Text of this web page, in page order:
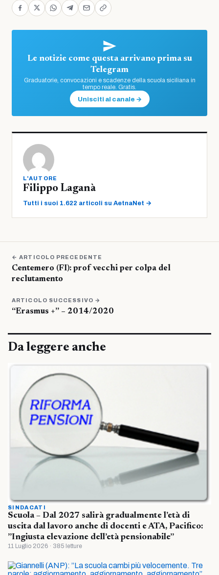
Le notizie come questa arrivano prima su
Telegram
Graduatorie, convocazioni e scadenze della scuola siciliana in
tempo reale. Gratis.
Unisciti al canale →
L'AUTORE
Filippo Laganà
Tutti i suoi 1.622 articoli su AetnaNet →
← ARTICOLO PRECEDENTE
Centemero (FI): prof vecchi per colpa del
reclutamento
ARTICOLO SUCCESSIVO →
“Erasmus +” – 2014/2020
Da leggere anche
SINDACATI
Scuola – Dal 2027 salirà gradualmente l’età di
uscita dal lavoro anche di docenti e ATA, Pacifico:
”Ingiusta elevazione dell’età pensionabile”
11 Luglio 2026 · 385 letture